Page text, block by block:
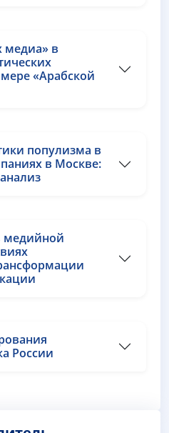
в
«Арабской
популизма в
в Москве:
медийной
России